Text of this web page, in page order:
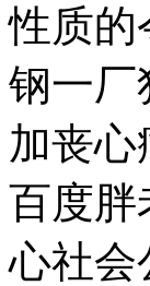
性质的
钢一厂
加丧心
百度胖
心社会